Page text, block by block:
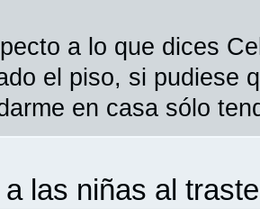
a lo que dices
el piso, si pudiese
en casa sólo
a las niñas al